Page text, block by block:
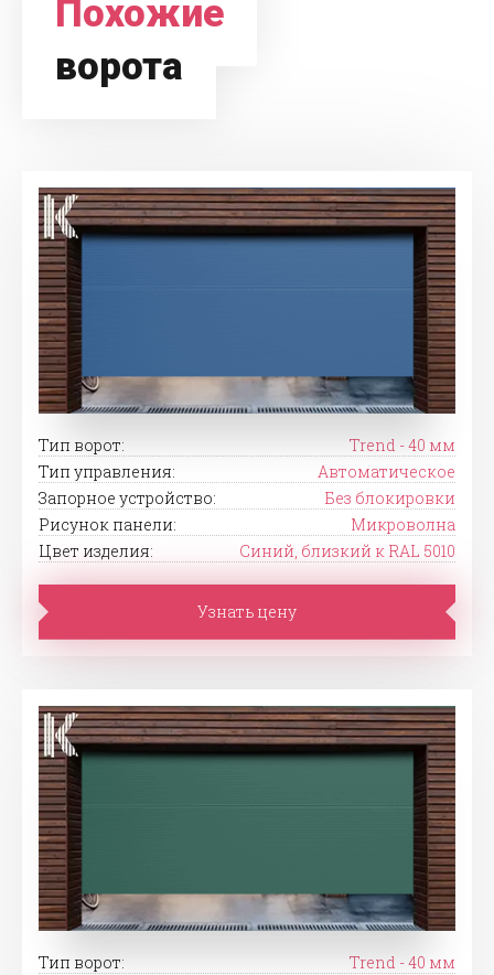
Похожие
ворота
Тип ворот:
Trend - 40 мм
Тип управления:
Автоматическое
Запорное устройство:
Без блокировки
Рисунок панели:
Микроволна
Цвет изделия:
Синий, близкий к RAL 5010
Узнать цену
Тип ворот:
Trend - 40 мм